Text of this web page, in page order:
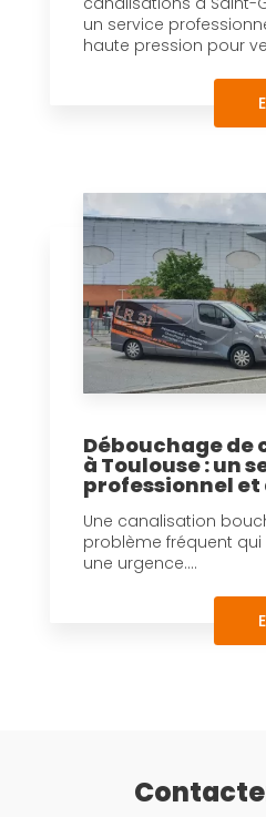
un service
haute pression pour
Débouchage
à Toulouse : un
professionnel
Une canalisation
problème fréquent
une urgence....